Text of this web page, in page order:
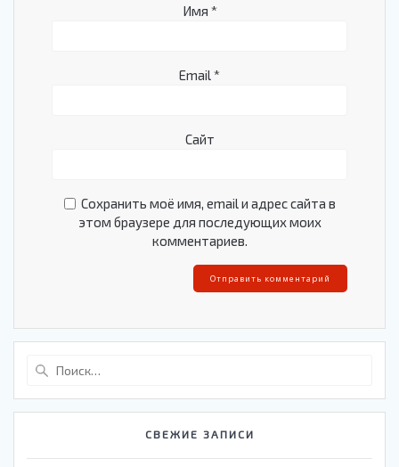
Имя *
Email*
Сайт
Сохранить моё имя, email и адрес сайта в
этом браузере для последующих моих
комментариев.
СВЕЖИЕ ЗАПИСИ